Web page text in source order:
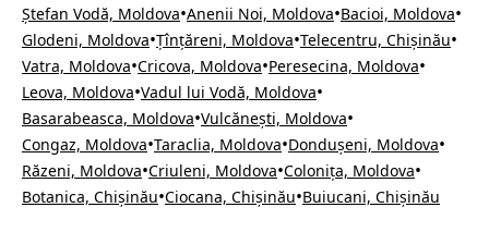
Ștefan Vodă, Moldova•Anenii Noi, Moldova•Bacioi, Moldova•
Glodeni, Moldova•Țînțăreni, Moldova•Telecentru, Chișinău•
Vatra, Moldova•Cricova, Moldova•Peresecina, Moldova•
Leova, Moldova•Vadul lui Vodă, Moldova•
Basarabeasca, Moldova•Vulcănești, Moldova•
Congaz, Moldova•Taraclia, Moldova•Dondușeni, Moldova•
Răzeni, Moldova•Criuleni, Moldova•Colonița, Moldova•
Botanica, Chișinău•Ciocana, Chișinău•Buiucani, Chișinău